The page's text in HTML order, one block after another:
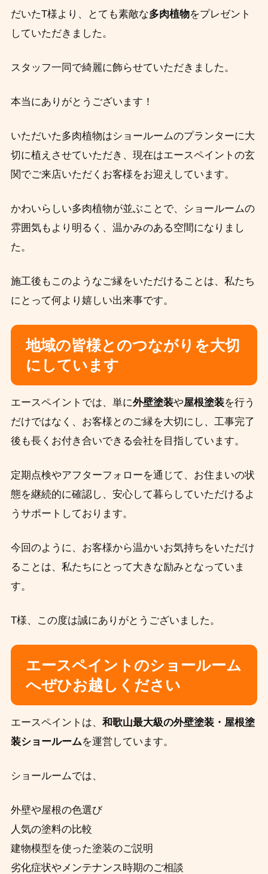
だいたT様より、とても素敵な多肉植物をプレゼント
していただきました。
スタッフ一同で綺麗に飾らせていただきました。
本当にありがとうございます！
いただいた多肉植物はショールームのプランターに大
切に植えさせていただき、現在はエースペイントの玄
関でご来店いただくお客様をお迎えしています。
かわいらしい多肉植物が並ぶことで、ショールームの
雰囲気もより明るく、温かみのある空間になりまし
た。
施工後もこのようなご縁をいただけることは、私たち
にとって何より嬉しい出来事です。
地域の皆様とのつながりを大切
にしています
エースペイントでは、単に外壁塗装や屋根塗装を行う
だけではなく、お客様とのご縁を大切にし、工事完了
後も長くお付き合いできる会社を目指しています。
定期点検やアフターフォローを通じて、お住まいの状
態を継続的に確認し、安心して暮らしていただけるよ
うサポートしております。
今回のように、お客様から温かいお気持ちをいただけ
ることは、私たちにとって大きな励みとなっていま
す。
T様、この度は誠にありがとうございました。
エースペイントのショールーム
へぜひお越しください
エースペイントは、 和歌山最大級の外壁塗装・屋根塗
装ショールームを運営しています。
ショールームでは、
外壁や屋根の色選び
人気の塗料の比較
建物模型を使った塗装のご説明
劣化症状やメンテナンス時期のご相談